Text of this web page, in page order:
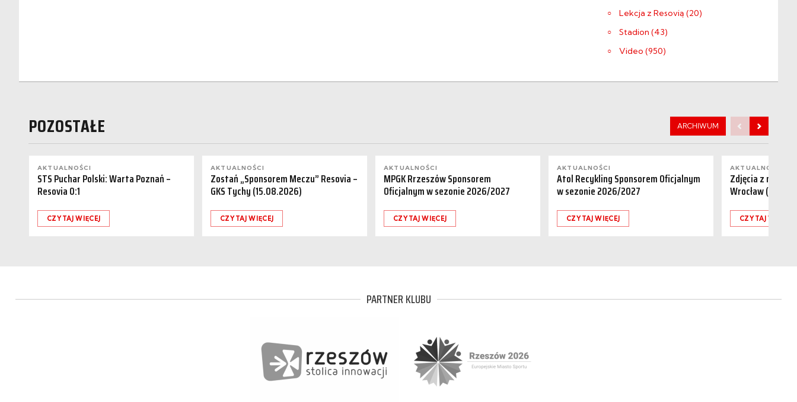
Lekcja z Resovią (20)
Stadion (43)
Video (950)
POZOSTAŁE ARCHIWUM
AKTUALNOŚCI
STS Puchar Polski: Warta Poznań –
Resovia 0:1
CZYTAJ WIĘCEJ
AKTUALNOŚCI
Zostań „Sponsorem Meczu” Resovia –
GKS Tychy (15.08.2026)
CZYTAJ WIĘCEJ
AKTUALNOŚCI
MPGK Rrzeszów Sponsorem
Oficjalnym w sezonie 2026/2027
CZYTAJ WIĘCEJ
AKTUALNOŚCI
Atol Recykling Sponsorem Oficjalnym
w sezonie 2026/2027
CZYTAJ WIĘCEJ
AKTUALNOŚCI
Zdjęcia z meczu
Wrocław
CZYTAJ WIĘCEJ
PARTNER KLUBU